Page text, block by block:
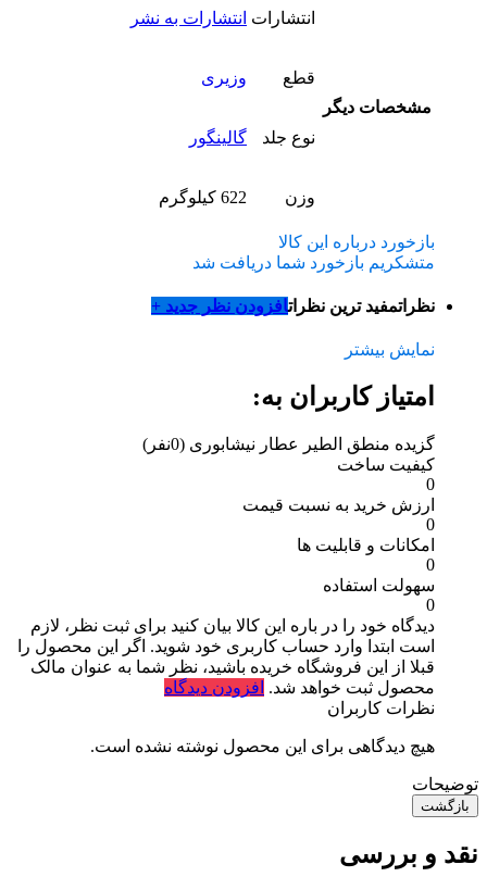
مشخصات دیگر
انتشارات انتشارات به نشر
قطع وزیری
نوع جلد گالینگور
وزن 622 کیلوگرم
بازخورد درباره این کالا
متشکریم بازخورد شما دریافت شد
نظراتمفید ترین نظراتافزودن نظر جدید +
نمایش بیشتر
امتیاز کاربران به:
گزیده منطق الطیر عطار نیشابوری (0نفر)
کیفیت ساخت
0
ارزش خرید به نسبت قیمت
0
امکانات و قابلیت ها
0
سهولت استفاده
0
دیدگاه خود را در باره این کالا بیان کنید برای ثبت نظر، لازم
است ابتدا وارد حساب کاربری خود شوید. اگر این محصول را
قبلا از این فروشگاه خریده باشید، نظر شما به عنوان مالک
محصول ثبت خواهد شد. افزودن دیدگاه
نظرات کاربران
هیچ دیدگاهی برای این محصول نوشته نشده است.
توضیحات
بازگشت
نقد و بررسی